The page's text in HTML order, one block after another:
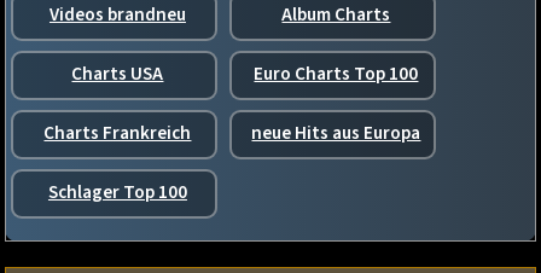
Videos brandneu Album Charts
Charts USA Euro Charts Top 100
Charts Frankreich neue Hits aus Europa
Schlager Top 100